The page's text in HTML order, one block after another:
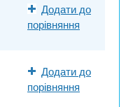
Додати до
порівняння
Додати до
порівняння